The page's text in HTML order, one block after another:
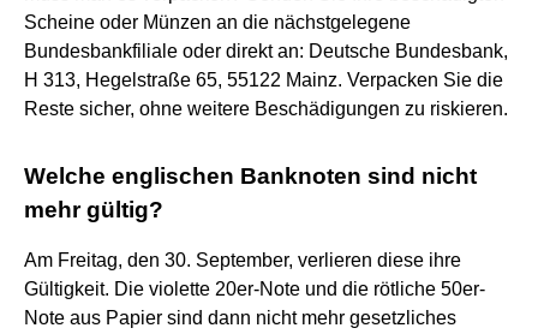
Scheine oder Münzen an die nächstgelegene
Bundesbankfiliale oder direkt an: Deutsche Bundesbank,
H 313, Hegelstraße 65, 55122 Mainz. Verpacken Sie die
Reste sicher, ohne weitere Beschädigungen zu riskieren.
Welche englischen Banknoten sind nicht
mehr gültig?
Am Freitag, den 30. September, verlieren diese ihre
Gültigkeit. Die violette 20er-Note und die rötliche 50er-
Note aus Papier sind dann nicht mehr gesetzliches